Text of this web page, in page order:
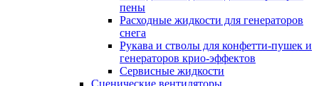
пены
Расходные жидкости для генераторов
снега
Рукава и стволы для конфетти-пушек и
генераторов крио-эффектов
Сервисные жидкости
Сценические вентиляторы